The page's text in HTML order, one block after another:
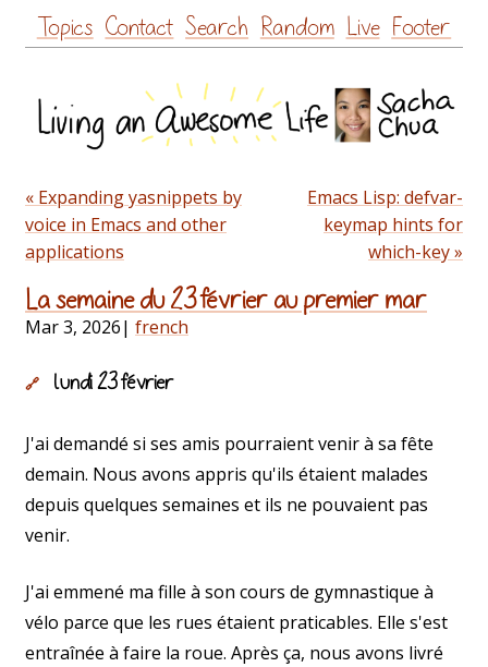
Skip
to
Topics Contact Search Random Live Footer
« Expanding yasnippets by
voice in Emacs and other
applications
Emacs Lisp: defvar-
keymap hints for
which-key »
La semaine du 23 février au premier mar
Mar 3, 2026| french
🔗 lundi 23 février
J'ai demandé si ses amis pourraient venir à sa fête
demain. Nous avons appris qu'ils étaient malades
depuis quelques semaines et ils ne pouvaient pas
venir.
J'ai emmené ma fille à son cours de gymnastique à
vélo parce que les rues étaient praticables. Elle s'est
entraînée à faire la roue. Après ça, nous avons livré